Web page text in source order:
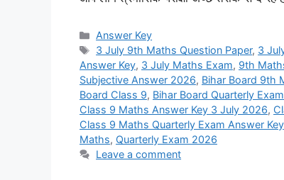
Categories
Answer Key
Tags
3 July 9th Maths Question Paper, 3
Answer Key, 3 July Maths Exam, 9th
Subjective Answer 2026, Bihar Board 9th
Board Class 9, Bihar Board Quarterly
Class 9 Maths Answer Key 3 July 2026,
Class 9 Maths Quarterly Exam Answer Key
Maths, Quarterly Exam 2026
Leave a comment